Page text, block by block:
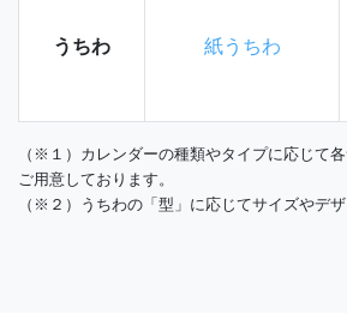
うちわ 紙うちわ
（※１）カレンダーの種類やタイプに応じて
ご用意しております。
（※２）うちわの「型」に応じてサイズやデザ